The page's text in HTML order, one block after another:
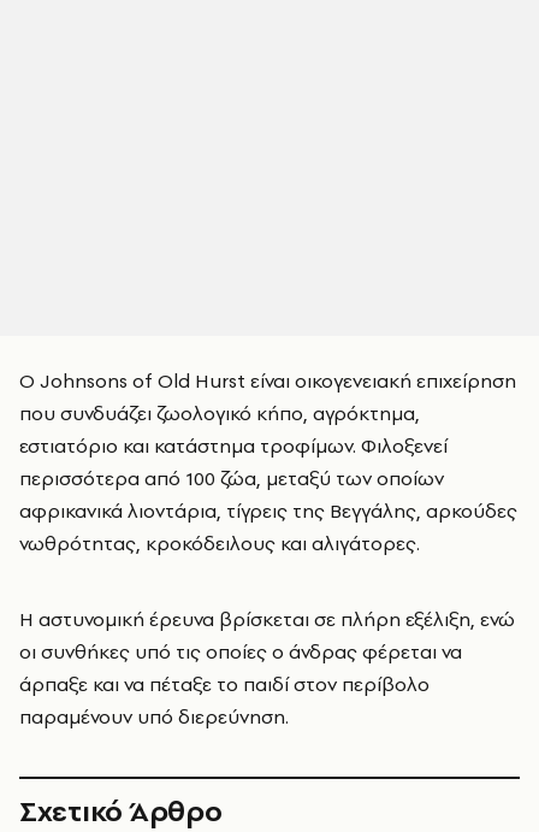
Ο Johnsons of Old Hurst είναι οικογενειακή επιχείρηση
που συνδυάζει ζωολογικό κήπο, αγρόκτημα,
εστιατόριο και κατάστημα τροφίμων. Φιλοξενεί
περισσότερα από 100 ζώα, μεταξύ των οποίων
αφρικανικά λιοντάρια, τίγρεις της Βεγγάλης, αρκούδες
νωθρότητας, κροκόδειλους και αλιγάτορες.
Η αστυνομική έρευνα βρίσκεται σε πλήρη εξέλιξη, ενώ
οι συνθήκες υπό τις οποίες ο άνδρας φέρεται να
άρπαξε και να πέταξε το παιδί στον περίβολο
παραμένουν υπό διερεύνηση.
Σχετικό Άρθρο